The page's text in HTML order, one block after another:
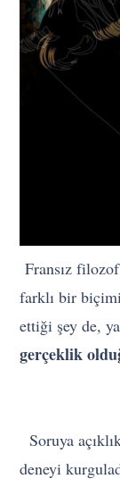
Fransız
farklı bir
ettiği şey de,
gerçeklik
Soruya
deneyi